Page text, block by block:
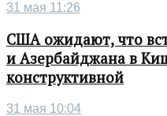
31 мая 11:26
США ожидают, что
и Азербайджана в
конструктивной
31 мая 10:04